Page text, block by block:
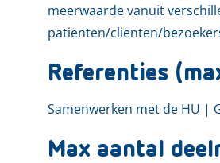
meerwaarde vanuit
patiënten/cliënten/
Referenties
Samenwerken met de HU |
Max aantal